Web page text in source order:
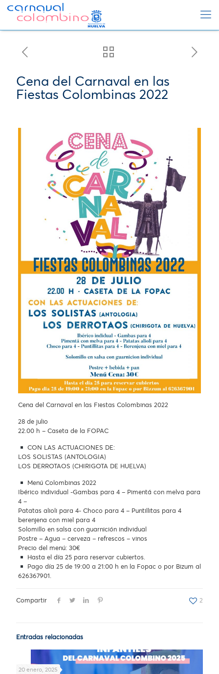
Cena del Carnaval en las
Fiestas Colombinas 2022
Cena del Carnaval en las Fiestas Colombinas 2022
28 de julio
22.00 h – Caseta de la FOPAC
CON LAS ACTUACIONES DE:
LOS SOLISTAS (ANTOLOGIA)
LOS DERROTAOS (CHIRIGOTA DE HUELVA)
Menú Colombinas 2022
Ibérico individual -Gambas para 4 – Pimentá con melva para
4 –
Patatas alioli para 4- Choco para 4 – Puntillitas para 4
berenjena con miel para 4
Solomillo en salsa con guarnición individual
Postre – Agua – cerveza – refrescos – vinos
Precio del menú: 30€
Hasta el día 25 para reservar cubiertos.
Pago día 25 de 19:00 a 21:00 h en la Fopac o por Bizum al
626367901.
Compartir 2
Entradas relacionadas
20 enero, 2025